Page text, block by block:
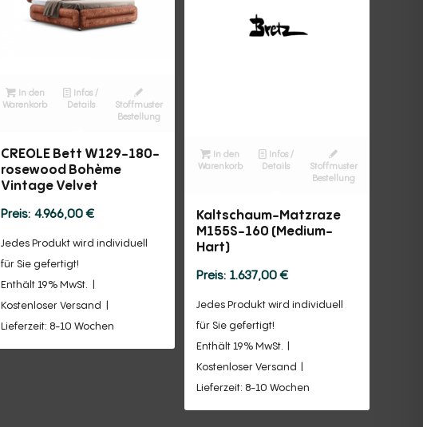
In den
Warenkorb
Infos /
Details
Stoffmuster
Bestellung
CREOLE Bett W129-180-
rosewood Bohème
Vintage Velvet
4.966,00€
Jedes Produkt wird individuell
für Sie gefertigt!
Enthält 19% MwSt.
Kostenloser Versand
Lieferzeit: 8-10 Wochen
In den
Warenkorb
Infos /
Details
Stoffmuster
Bestellung
Kaltschaum-Matzraze
M155S-160 (Medium-
Hart)
1.637,00€
Jedes Produkt wird individuell
für Sie gefertigt!
Enthält 19% MwSt.
Kostenloser Versand
Lieferzeit: 8-10 Wochen